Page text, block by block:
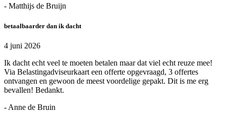
- Matthijs de Bruijn
betaalbaarder dan ik dacht
4 juni 2026
Ik dacht echt veel te moeten betalen maar dat viel echt reuze mee!
Via Belastingadviseurkaart een offerte opgevraagd, 3 offertes
ontvangen en gewoon de meest voordelige gepakt. Dit is me erg
bevallen! Bedankt.
- Anne de Bruin